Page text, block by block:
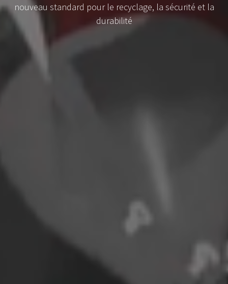
nouveau standard pour le recyclage, la sécurité et la
durabilité